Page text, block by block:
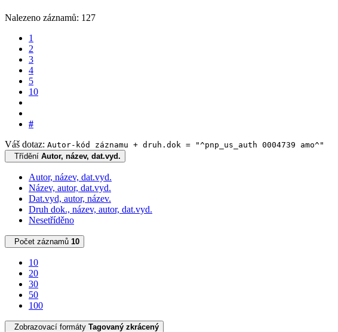
Nalezeno záznamů: 127
1
2
3
4
5
10
#
Váš dotaz: Autor-kód záznamu + druh.dok = "^pnp_us_auth 0004739 amo^"
Třídění Autor, název, dat.vyd.
Autor, název, dat.vyd.
Název, autor, dat.vyd.
Dat.vyd, autor, název.
Druh dok., název, autor, dat.vyd.
Nesetříděno
Počet záznamů 10
10
20
30
50
100
Zobrazovací formáty Tagovaný zkrácený